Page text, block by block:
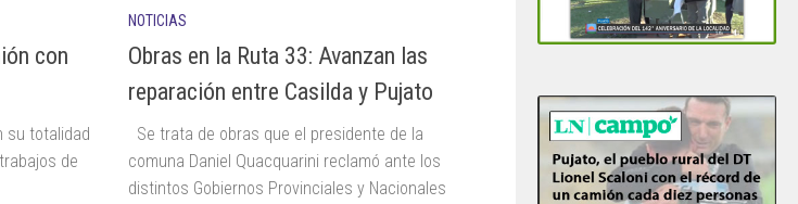
con
su totalidad
de
NOTICIAS
Obras en la Ruta 33: Avanzan las
reparación entre Casilda y Pujato
Se trata de obras que el presidente de la
comuna Daniel Quacquarini reclamó ante los
distintos Gobiernos Provinciales y Nacionales